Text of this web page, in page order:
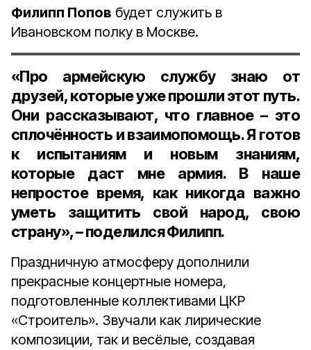
Филипп Попов будет служить в
Ивановском полку в Москве.
«Про армейскую службу знаю от
друзей, которые уже прошли этот путь.
Они рассказывают, что главное – это
сплочённость и взаимопомощь. Я готов
к испытаниям и новым знаниям,
которые даст мне армия. В наше
непростое время, как никогда важно
уметь защитить свой народ, свою
страну», – поделился Филипп.
Праздничную атмосферу дополнили
прекрасные концертные номера,
подготовленные коллективами ЦКР
«Строитель». Звучали как лирические
композиции, так и весёлые, создавая